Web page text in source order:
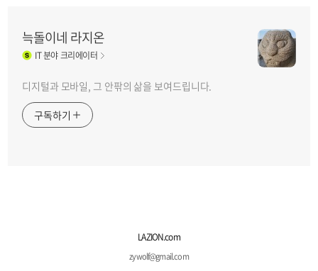
늑돌이네 라지온
IT분야 크리에이터
디지털과 모바일, 그 안팎의 삶을 보여드립니다.
구독하기
LAZION.com
zywolf@gmail.com